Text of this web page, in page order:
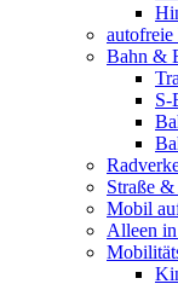
autofreie
Bahn &
S-
Straße
Mobil
Alleen